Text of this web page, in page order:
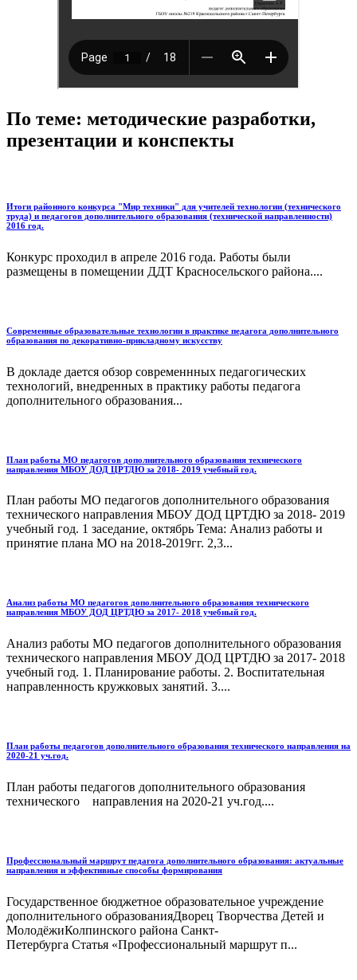
По теме: методические разработки,
презентации и конспекты
Итоги районного конкурса "Мир техники" для учителей технологии (технического
труда) и педагогов дополнительного образования (технической направленности)
2016 год.
Конкурс проходил в апреле 2016 года. Работы были
размещены в помещении ДДТ Красносельского района....
Современные образовательные технологии в практике педагога дополнительного
образования по декоративно-прикладному искусству
В докладе дается обзор современнных педагогических
технологий, внедренных в практику работы педагога
дополнительного образования...
План работы МО педагогов дополнительного образования технического
направления МБОУ ДОД ЦРТДЮ за 2018- 2019 учебный год.
План работы МО педагогов дополнительного образования
технического направления МБОУ ДОД ЦРТДЮ за 2018- 2019
учебный год. 1 заседание, октябрь Тема: Анализ работы и
принятие плана МО на 2018-2019гг. 2,3...
Анализ работы МО педагогов дополнительного образования технического
направления МБОУ ДОД ЦРТДЮ за 2017- 2018 учебный год.
Анализ работы МО педагогов дополнительного образования
технического направления МБОУ ДОД ЦРТДЮ за 2017- 2018
учебный год. 1. Планирование работы. 2. Воспитательная
направленность кружковых занятий. 3....
План работы педагогов дополнительного образования технического направления на
2020-21 уч.год.
План работы педагогов дополнительного образования
технического направления на 2020-21 уч.год....
Профессиональный маршрут педагога дополнительного образования: актуальные
направления и эффективные способы формирования
Государственное бюджетное образовательное учреждение
дополнительного образованияДворец Творчества Детей и
МолодёжиКолпинского района Санкт-
Петербурга Статья «Профессиональный маршрут п...